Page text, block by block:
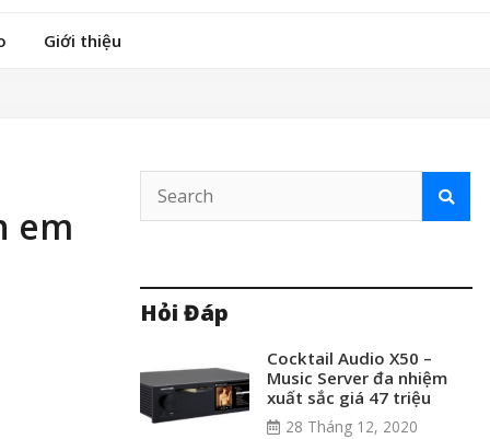
Giới thiệu
em
Hỏi Đáp
Cocktail Audio X50 –
Music Server đa nhiệm
xuất sắc giá 47 triệu
28 Tháng 12, 2020